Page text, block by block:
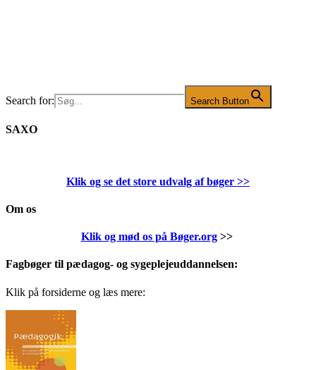
Search for: Search Button
SAXO
Klik og se det store udvalg af bøger >>
Om os
Klik og mød os på Bøger.org>>
Fagbøger til pædagog- og sygeplejeuddannelsen:
Klik på forsiderne og læs mere: